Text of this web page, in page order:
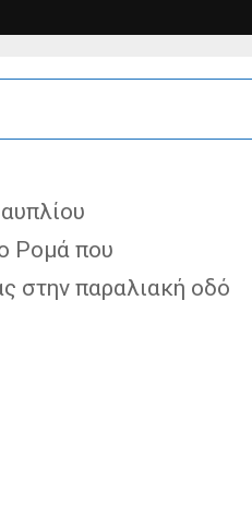
Ρομά που
στην παραλιακή οδό